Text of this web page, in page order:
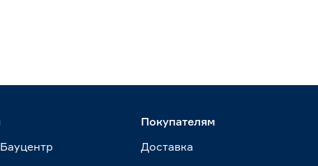
Покупателям
Доставка